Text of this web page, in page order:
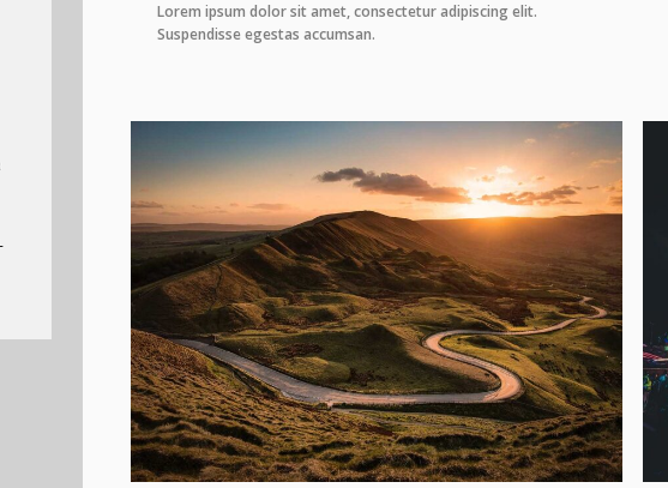
Lorem ipsum dolor sit amet, consectetur adipiscing elit.
Suspendisse egestas accumsan.